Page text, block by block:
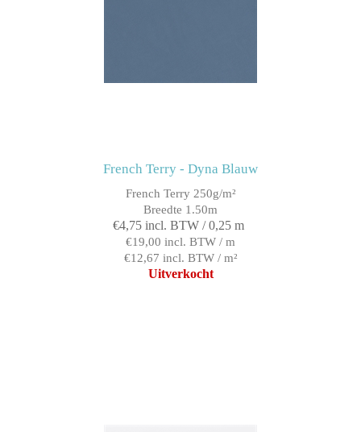
French Terry - Dyna Blauw
French Terry 250g/m²
Breedte 1.50m
€4,75 incl. BTW / 0,25 m
€19,00 incl. BTW / m
€12,67 incl. BTW / m²
Uitverkocht